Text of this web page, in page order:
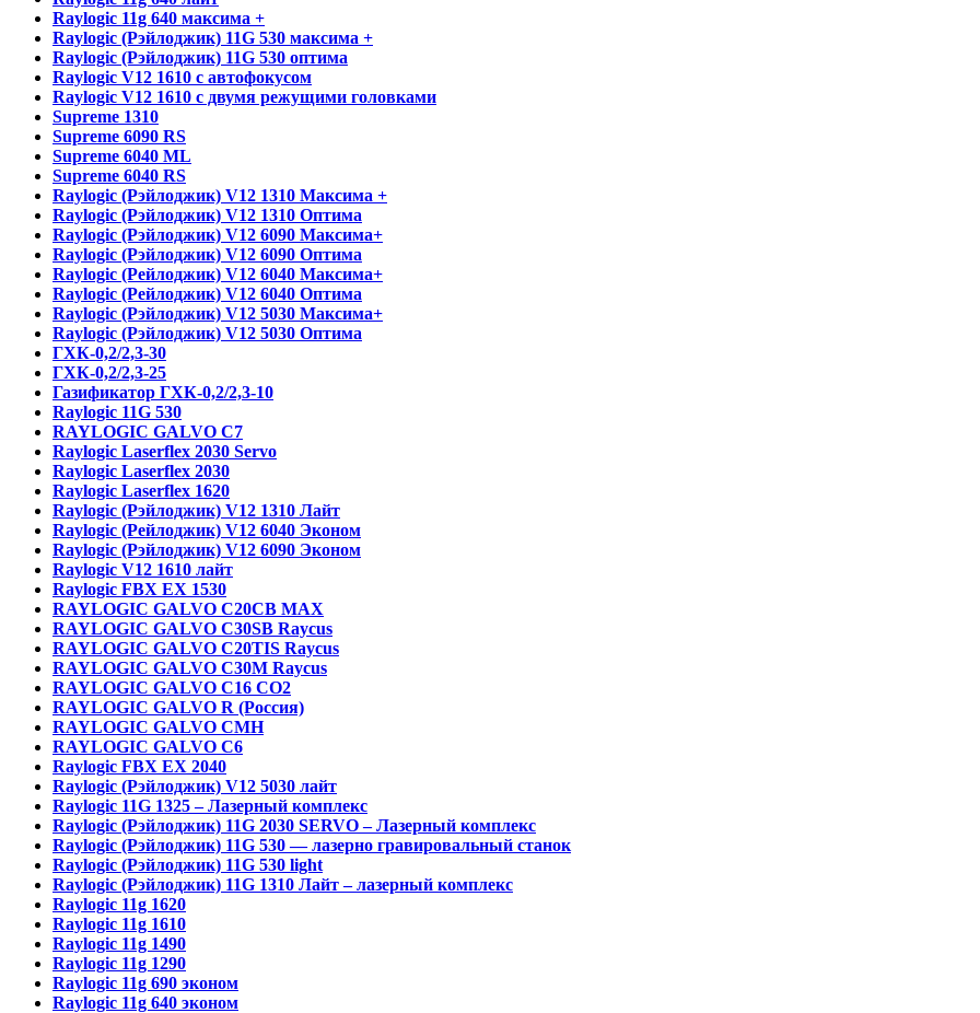
Raylogic 11g 640 максима +
Raylogic (Рэйлоджик) 11G 530 максима +
Raylogic (Рэйлоджик) 11G 530 оптима
Raylogic V12 1610 с автофокусом
Raylogic V12 1610 с двумя режущими головками
Supreme 1310
Supreme 6090 RS
Supreme 6040 ML
Supreme 6040 RS
Raylogic (Рэйлоджик) V12 1310 Максима +
Raylogic (Рэйлоджик) V12 1310 Оптима
Raylogic (Рэйлоджик) V12 6090 Максима+
Raylogic (Рэйлоджик) V12 6090 Оптима
Raylogic (Рейлоджик) V12 6040 Максима+
Raylogic (Рейлоджик) V12 6040 Оптима
Raylogic (Рэйлоджик) V12 5030 Максима+
Raylogic (Рэйлоджик) V12 5030 Оптима
ГХК-0,2/2,3-30
ГХК-0,2/2,3-25
Газификатор ГХК-0,2/2,3-10
Raylogic 11G 530
RAYLOGIC GALVO С7
Raylogic Laserflex 2030 Servo
Raylogic Laserflex 2030
Raylogic Laserflex 1620
Raylogic (Рэйлоджик) V12 1310 Лайт
Raylogic (Рейлоджик) V12 6040 Эконом
Raylogic (Рэйлоджик) V12 6090 Эконом
Raylogic V12 1610 лайт
Raylogic FBX EX 1530
RAYLOGIC GALVO С20CB MAX
RAYLOGIC GALVO С30SB Raycus
RAYLOGIC GALVO C20TIS Raycus
RAYLOGIC GALVO С30M Raycus
RAYLOGIC GALVO С16 CO2
RAYLOGIC GALVO R (Россия)
RAYLOGIC GALVO CMH
RAYLOGIC GALVO С6
Raylogic FBX EX 2040
Raylogic (Рэйлоджик) V12 5030 лайт
Raylogic 11G 1325 – Лазерный комплекс
Raylogic (Рэйлоджик) 11G 2030 SERVO – Лазерный комплекс
Raylogic (Рэйлоджик) 11G 530 — лазерно гравировальный станок
Raylogic (Рэйлоджик) 11G 530 light
Raylogic (Рэйлоджик) 11G 1310 Лайт – лазерный комплекс
Raylogic 11g 1620
Raylogic 11g 1610
Raylogic 11g 1490
Raylogic 11g 1290
Raylogic 11g 690 эконом
Raylogic 11g 640 эконом